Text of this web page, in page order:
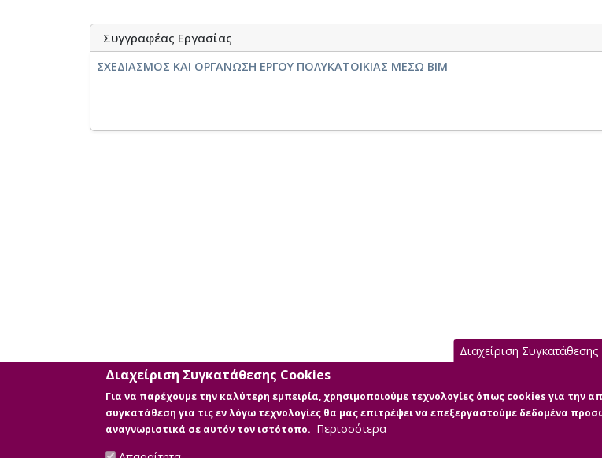
Συγγραφέας Εργασίας
ΣΧΕΔΙΑΣΜΟΣ ΚΑΙ ΟΡΓΑΝΩΣΗ ΕΡΓΟΥ ΠΟΛΥΚΑΤΟΙΚΙΑΣ ΜΕΣΩ ΒΙΜ
Διαχείριση Συγκατάθεσης
Διαχείριση Συγκατάθεσης Cookies
Για να παρέχουμε την καλύτερη εμπειρία, χρησιμοποιούμε τεχνολογίες όπως cookies για
συγκατάθεση για τις εν λόγω τεχνολογίες θα μας επιτρέψει να επεξεργαστούμε δεδομένα
αναγνωριστικά σε αυτόν τον ιστότοπο. Περισσότερα